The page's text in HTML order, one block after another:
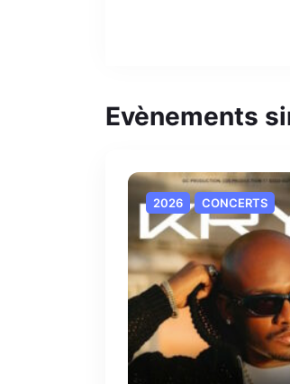
Evènements
2026 CONCERTS